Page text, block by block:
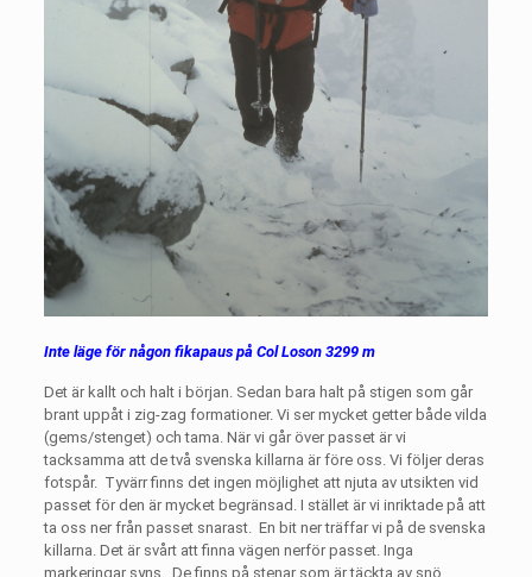
Inte läge för någon fikapaus på Col Loson 3299 m
Det är kallt och halt i början. Sedan bara halt på stigen som går
brant uppåt i zig-zag formationer. Vi ser mycket getter både vilda
(gems/stenget) och tama. När vi går över passet är vi
tacksamma att de två svenska killarna är före oss. Vi följer deras
fotspår. Tyvärr finns det ingen möjlighet att njuta av utsikten vid
passet för den är mycket begränsad. I stället är vi inriktade på att
ta oss ner från passet snarast. En bit ner träffar vi på de svenska
killarna. Det är svårt att finna vägen nerför passet. Inga
markeringar syns.
De finns på stenar som är täckta av snö.